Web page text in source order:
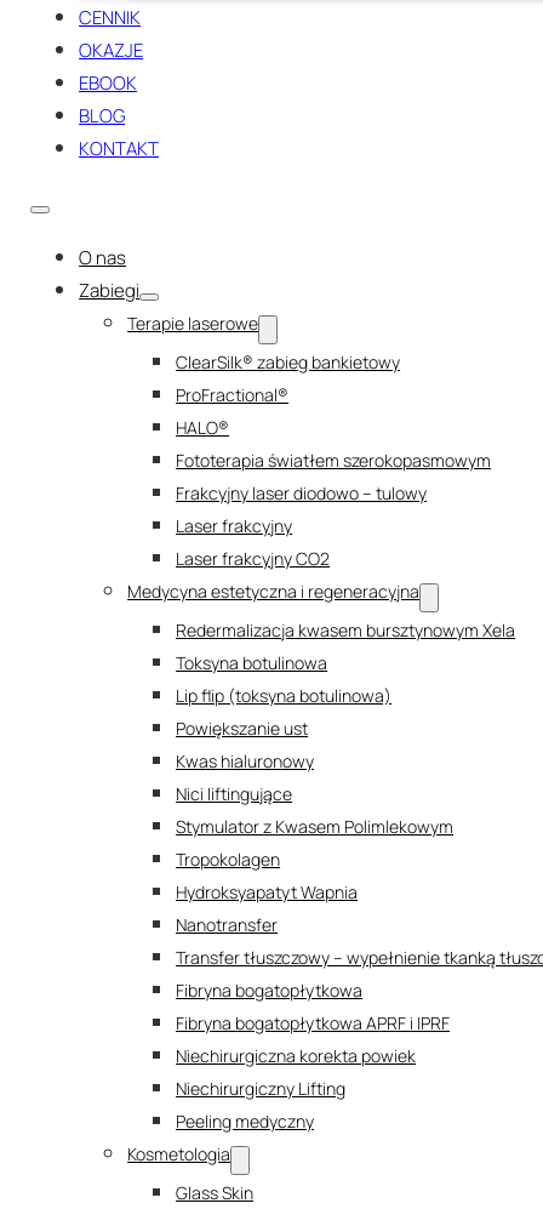
CENNIK
OKAZJE
EBOOK
BLOG
KONTAKT
O nas
Zabiegi
Terapie laserowe
ClearSilk® zabieg bankietowy
ProFractional®
HALO®
Fototerapia światłem szerokopasmowym
Frakcyjny laser diodowo – tulowy
Laser frakcyjny
Laser frakcyjny CO2
Medycyna estetyczna i regeneracyjna
Redermalizacja kwasem bursztynowym Xela
Toksyna botulinowa
Lip flip (toksyna botulinowa)
Powiększanie ust
Kwas hialuronowy
Nici liftingujące
Stymulator z Kwasem Polimlekowym
Tropokolagen
Hydroksyapatyt Wapnia
Nanotransfer
Transfer tłuszczowy – wypełnienie tkanką
Fibryna bogatopłytkowa
Fibryna bogatopłytkowa APRF i IPRF
Niechirurgiczna korekta powiek
Niechirurgiczny Lifting
Peeling medyczny
Kosmetologia
Glass Skin